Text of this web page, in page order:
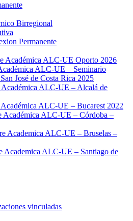
Birregional
Permanente
Académica ALC-UE Oporto 2026
ALC-UE – Seminario
José de Costa Rica 2025
ALC-UE – Alcalá de
ALC-UE – Bucarest 2022
Académica ALC-UE – Córdoba –
Academica ALC-UE – Bruselas –
Academica ALC-UE – Santiago de
vinculadas